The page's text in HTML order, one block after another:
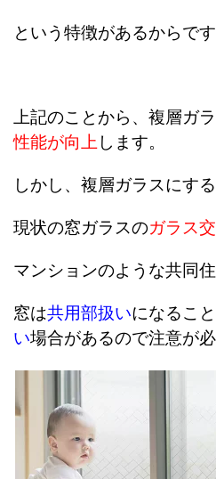
という特徴があるからです
上記のことから、複層ガ
性能が向上 します。
しかし、複層ガラスにする
現状の窓ガラスのガラス
マンションのような共同住
窓は共用部扱いになること
い場合があるので注意が必